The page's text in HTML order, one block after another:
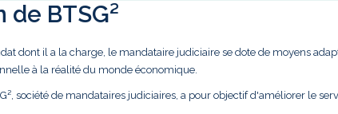
BTSG²
dont il a la charge, le mandataire judiciaire se dote de moyens
à la réalité du monde économique.
société de mandataires judiciaires, a pour objectif d'améliorer le